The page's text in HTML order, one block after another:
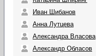
Иван Шибанов
Анна Лутцева
Александра Власова
Александр Обласов